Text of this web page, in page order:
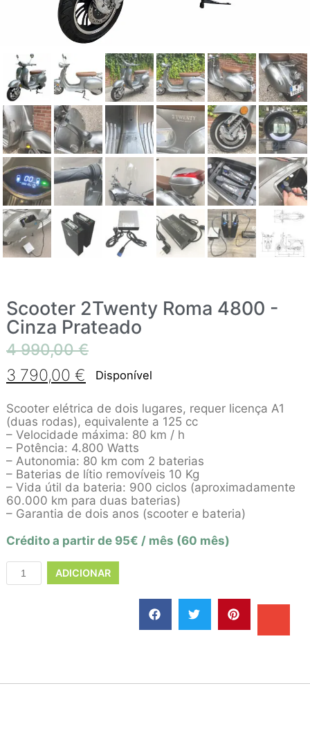
Scooter 2Twenty Roma 4800 -
Cinza Prateado
4 990,00€
3 790,00 € Disponível
Scooter elétrica de dois lugares, requer licença A1
(duas rodas), equivalente a 125 cc
– Velocidade máxima: 80 km / h
– Potência: 4.800 Watts
– Autonomia: 80 km com 2 baterias
– Baterias de lítio removíveis 10 Kg
– Vida útil da bateria: 900 ciclos (aproximadamente
60.000 km para duas baterias)
– Garantia de dois anos (scooter e bateria)
Crédito a partir de 95€ / mês (60 mês)
ADICIONAR